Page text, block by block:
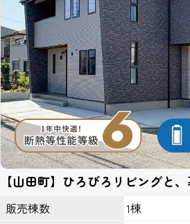
個人情報の開示
当社がお預かりした個人情報は、下記の
除いていかなる第三者にも開示いたしま
１、お客様の同意がある場合。
２、法令の規定に基づく、裁判所等の命
３、警察等の捜査協力のため。
４、当サイトに個人情報の収集にあたり
特段の定めがあるとき。
第三者とのリンク
当サイトの第三者とのリンクにおいて、
ません。
【山田町】ひろびろリビングと
販売棟数
1棟